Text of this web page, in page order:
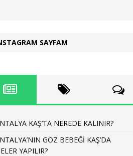
SAYFAM
KAŞ’TA NEREDE KALINIR?
GÖZ BEBEĞİ KAŞ’DA
YAPILIR?